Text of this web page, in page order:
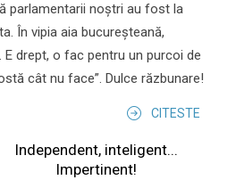
parlamentarii noștri au fost la
În vipia aia bucureșteană,
E drept, o fac pentru un purcoi de
cât nu face”. Dulce răzbunare!
CITESTE
Independent, inteligent...
Impertinent!